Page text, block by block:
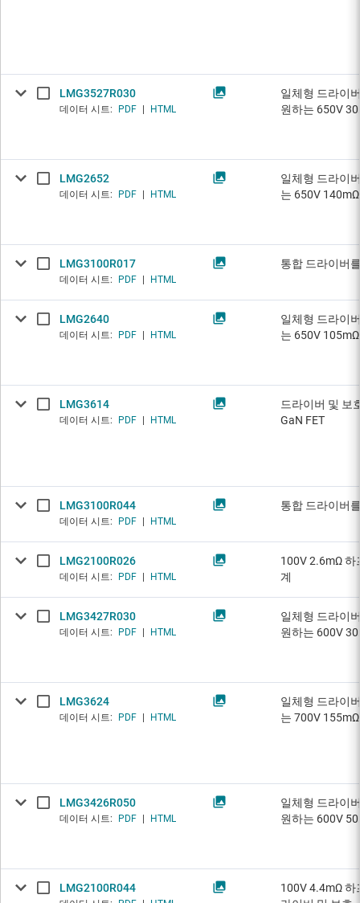
LMG3527R030
데이터 시트: PDF HTML
일체형 드라이
원하는 650V
LMG2652
데이터 시트: PDF HTML
일체형 드라이
는 650V
LMG3100R017
데이터 시트: PDF HTML
통합 드라이버
LMG2640
데이터 시트: PDF HTML
일체형 드라이
는 650V
LMG3614
데이터 시트: PDF HTML
드라이버 및 보
GaN FET
LMG3100R044
데이터 시트: PDF HTML
통합 드라이버
LMG2100R026
데이터 시트: PDF HTML
100V 2.6mΩ 하
계
LMG3427R030
데이터 시트: PDF HTML
일체형 드라이
원하는 600V
LMG3624
데이터 시트: PDF HTML
일체형 드라이
는 700V 155mΩ
LMG3426R050
데이터 시트: PDF HTML
일체형 드라이
원하는 600V
LMG2100R044
100V 4.4mΩ 하